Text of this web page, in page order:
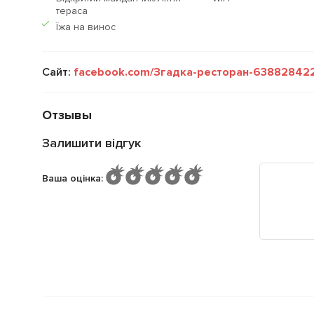
тераса
Їжа на винос
Сайт: facebook.com/Згадка-ресторан-
Отзывы
Залишити відгук
Ваша оцінка: